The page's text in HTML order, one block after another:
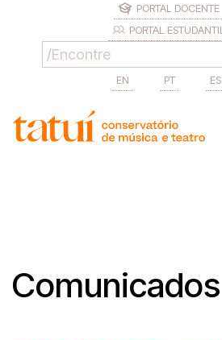
PORTAL DOCENTE
PORTAL ESTUDANTIL
EN PT ES
Comunicados